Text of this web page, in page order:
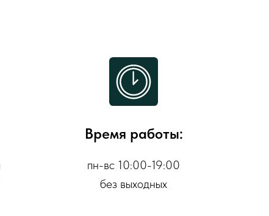
Время работы:
пн-вс 10:00-19:00
без выходных